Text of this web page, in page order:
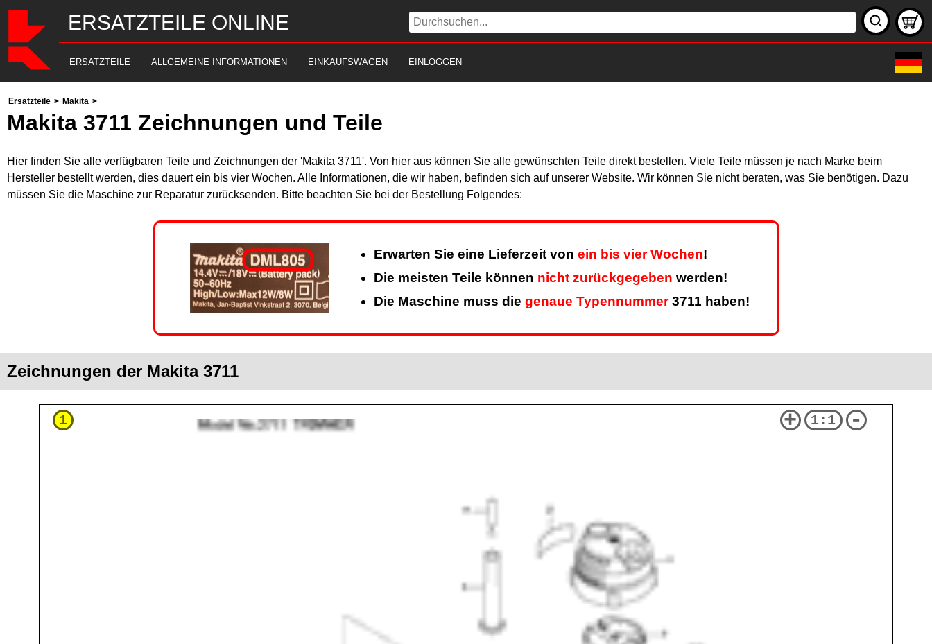
ERSATZTEILE ONLINE
ERSATZTEILE ALLGEMEINE INFORMATIONEN EINKAUFSWAGEN EINLOGGEN
Ersatzteile > Makita >
Makita 3711 Zeichnungen und Teile
Hier finden Sie alle verfügbaren Teile und Zeichnungen der 'Makita 3711'. Von hier aus können Sie alle gewünschten Teile direkt bestellen. Viele Teile müssen je nach Marke beim
Hersteller bestellt werden, dies dauert ein bis vier Wochen. Alle Informationen, die wir haben, befinden sich auf unserer Website. Wir können Sie nicht beraten, was Sie benötigen. Dazu
müssen Sie die Maschine zur Reparatur zurücksenden. Bitte beachten Sie bei der Bestellung Folgendes:
Erwarten Sie eine Lieferzeit von ein bis vier Wochen!
Die meisten Teile können nicht zurückgegeben werden!
Die Maschine muss die genaue Typennummer3711 haben!
Zeichnungen der Makita 3711
1 + 1:1 -